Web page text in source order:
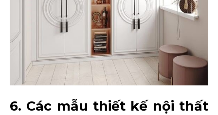
6. Các mẫu thiết kế nội thất